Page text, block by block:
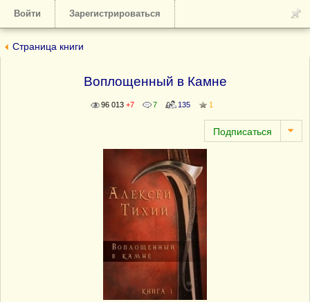
Войти Зарегистрироваться
Страница книги
Воплощенный в Камне
96 013 +7 7 135 1